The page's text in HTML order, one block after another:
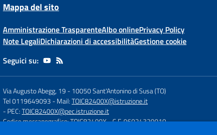
Mappa del sito
Amministrazione TrasparenteAlbo onlinePrivacy Policy
Note LegaliDichiarazioni di accessibilitàGestione cookie
Seguici su:
Via Augusto Abegg, 19 -10050 Sant'Antonino di Susa (TO)
Tel 0119649093 - Mail:TOIC82400X@istruzione.it
- PEC:TOIC82400X@pec.istruzione.it
Codice meccanografico: TOIC82400X- C.F. 96024320010